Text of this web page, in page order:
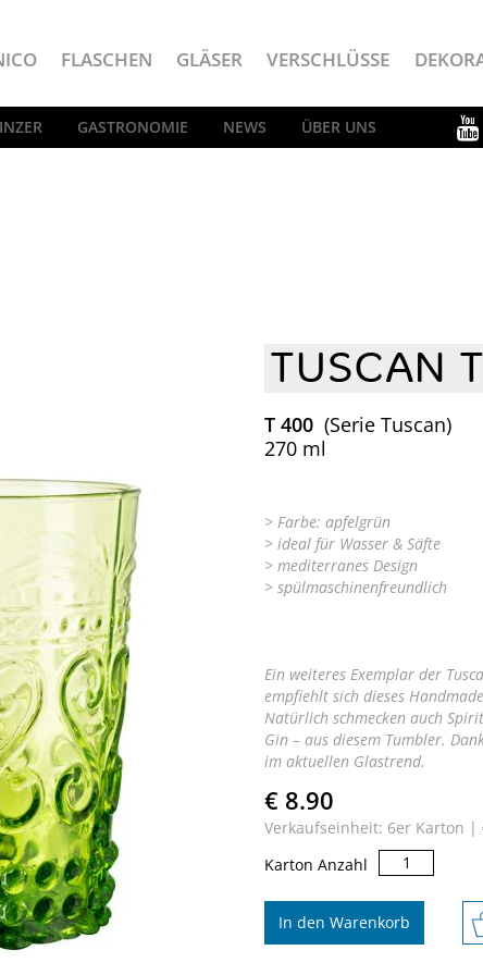
FLASCHEN GLÄSER VERSCHLÜSSE
GASTRONOMIE NEWS ÜBER UNS
TUSCAN
T 400 (Serie Tuscan)
270 ml
> Farbe: apfelgrün
> ideal für Wasser & Säfte
> mediterranes Design
> spülmaschinenfreundlich
Ein weiteres Exemplar der
empfiehlt sich dieses
Natürlich schmecken auch
Gin – aus diesem Tumbler.
im aktuellen Glastrend.
€ 8.90
Verkaufseinheit: 6er Karton |
Karton Anzahl
Tuscan
Tumbler
Menge
In den Warenkorb